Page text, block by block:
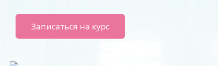
Записаться на курс